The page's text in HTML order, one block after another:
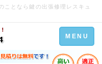
ことなら鍵の出張修理レスキュ
Toggle
navigation
MENU